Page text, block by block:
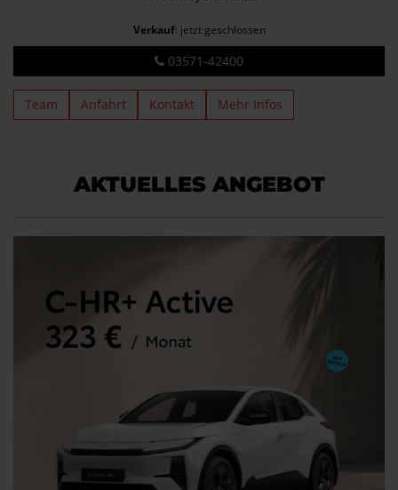
Verkauf: jetzt geschlossen
03571-42400
Team Anfahrt Kontakt Mehr Infos
AKTUELLES ANGEBOT